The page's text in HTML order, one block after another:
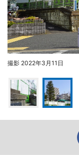
撮影 2022年3月11日